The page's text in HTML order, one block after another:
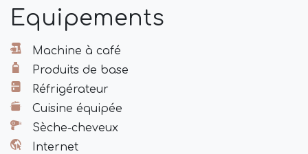
bancaire).
Equipements
Machine à café
Produits de base
Réfrigérateur
Cuisine équipée
Sèche-cheveux
Internet